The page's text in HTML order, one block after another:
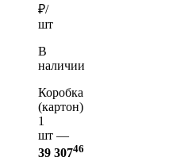
₽/
шт
В
наличии
Коробка
(картон)
1
шт —
39 30746